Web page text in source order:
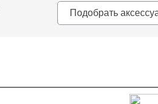
Подобрать